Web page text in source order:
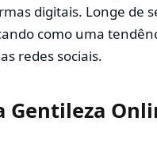
digitais. Longe de
como uma
redes sociais.
Gentileza